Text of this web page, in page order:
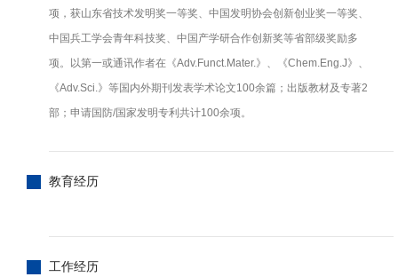
项，获山东省技术发明奖一等奖、中国发明协会创新创业奖一等奖、
中国兵工学会青年科技奖、中国产学研合作创新奖等省部级奖励多
项。以第一或通讯作者在《Adv.Funct.Mater.》、《Chem.Eng.J》、
《Adv.Sci.》等国内外期刊发表学术论文100余篇；出版教材及专著2
部；申请国防/国家发明专利共计100余项。
教育经历
工作经历